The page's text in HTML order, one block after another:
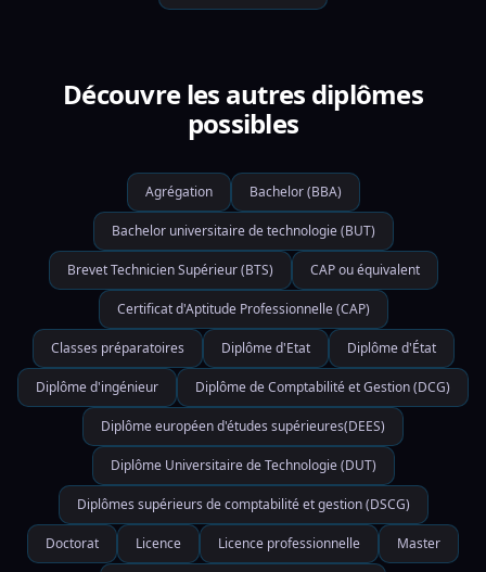
Découvre les autres diplômes
possibles
Agrégation Bachelor (BBA)
Bachelor universitaire de technologie (BUT)
Brevet Technicien Supérieur (BTS) CAP ou équivalent
Certificat d'Aptitude Professionnelle (CAP)
Classes préparatoires Diplôme d'Etat Diplôme d'État
Diplôme d'ingénieur Diplôme de Comptabilité et Gestion (DCG)
Diplôme européen d'études supérieures(DEES)
Diplôme Universitaire de Technologie (DUT)
Diplômes supérieurs de comptabilité et gestion (DSCG)
Doctorat Licence Licence professionnelle Master